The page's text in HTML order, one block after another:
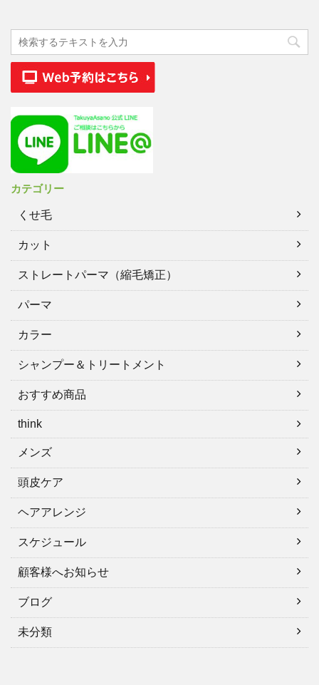
カテゴリー
くせ毛
カット
ストレートパーマ（縮毛矯正）
パーマ
カラー
シャンプー＆トリートメント
おすすめ商品
think
メンズ
頭皮ケア
ヘアアレンジ
スケジュール
顧客様へお知らせ
ブログ
未分類